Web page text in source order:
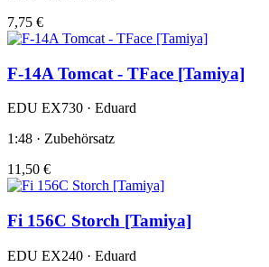
7,75 €
F-14A Tomcat - TFace [Tamiya]
EDU EX730 · Eduard
1:48 · Zubehörsatz
11,50 €
Fi 156C Storch [Tamiya]
EDU EX240 · Eduard